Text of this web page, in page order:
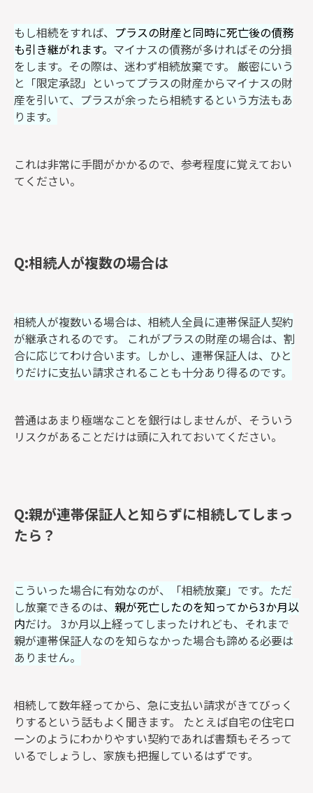
もし相続をすれば、 プラスの財産と同時に死亡後の債務
も引き継がれます。 マイナスの債務が多ければその分損
をします。その際は、迷わず相続放棄です。 厳密にいう
と「限定承認」といってプラスの財産からマイナスの財
産を引いて、プラスが余ったら相続するという方法もあ
ります。
これは非常に手間がかかるので、参考程度に覚えておい
てください。
Q:相続人が複数の場合は
相続人が複数いる場合は、相続人全員に連帯保証人契約
が継承されるのです。 これがプラスの財産の場合は、割
合に応じてわけ合います。しかし、連帯保証人は、ひと
りだけに支払い請求されることも十分あり得るのです。
普通はあまり極端なことを銀行はしませんが、そういう
リスクがあることだけは頭に入れておいてください。
Q:親が連帯保証人と知らずに相続してしまっ
たら？
こういった場合に有効なのが、「相続放棄」です。ただ
し放棄できるのは、 親が死亡したのを知ってから3か月以
内だけ。 3か月以上経ってしまったけれども、それまで
親が連帯保証人なのを知らなかった場合も諦める必要は
ありません。
相続して数年経ってから、急に支払い請求がきてびっく
りするという話もよく聞きます。 たとえば自宅の住宅ロ
ーンのようにわかりやすい契約であれば書類もそろって
いるでしょうし、家族も把握しているはずです。